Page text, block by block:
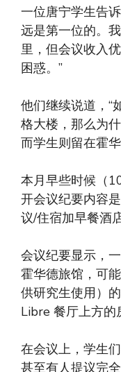
一位唐宁学生告诉
远是第一位的。
里，但会议收入
困惑。”
他们继续说道，“
格大楼，那么为
而学生则留在霍
本月早些时候（
开会议纪要内容
议/住宿加早餐酒
会议纪要显示，
霍华德旅馆，可
供研究生使用）
Libre 餐厅上方的
在会议上，学生
甚至有人提议完